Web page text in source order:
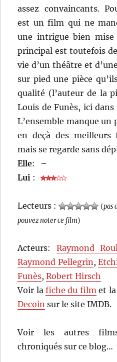
assez convaincants.
est un film qui ne
une intrigue bien
principal est toutefois
vie d’un théâtre et
sur pied une pièce
qualité (l’auteur de la
Louis de Funès, ici
L’ensemble manque un
en deçà des meilleurs
mais se regarde sans
Elle:
–
Lui :
Lecteurs : (pas
pouvez noter ce film)
Acteurs: Raymond
Raymond Pellegrin ,
Funès,Robert Hirsch
Voir lafiche du film et
Decoin sur le site IMDB.
Voir les autres
chroniqués sur ce blog…